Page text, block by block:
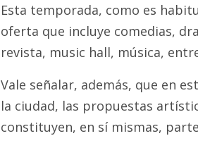
Esta temporada, como es
oferta que incluye comedias,
revista, music hall, música,
Vale señalar, además, que en
la ciudad, las propuestas
constituyen, en sí mismas,